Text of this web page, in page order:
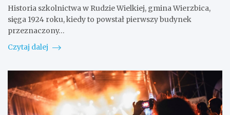
Historia szkolnictwa w Rudzie Wielkiej, gmina Wierzbica,
sięga 1924 roku, kiedy to powstał pierwszy budynek
przeznaczony…
Czytaj dalej